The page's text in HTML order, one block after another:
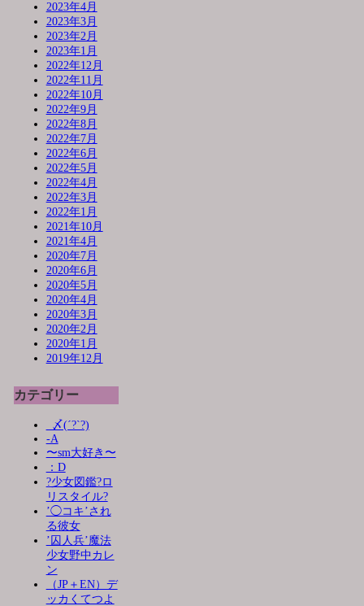
2023年4月
2023年3月
2023年2月
2023年1月
2022年12月
2022年11月
2022年10月
2022年9月
2022年8月
2022年7月
2022年6月
2022年5月
2022年4月
2022年3月
2022年1月
2021年10月
2021年4月
2020年7月
2020年6月
2020年5月
2020年4月
2020年3月
2020年2月
2020年1月
2019年12月
カテゴリー
_〆(´?`?)
-A
〜sm大好き〜
：D
?少女図鑑?ロ
リスタイル?
’◯コキ’され
る彼女
’囚人兵’魔法
少女野中カレ
ン
（JP＋EN）デ
ッカくてつよ